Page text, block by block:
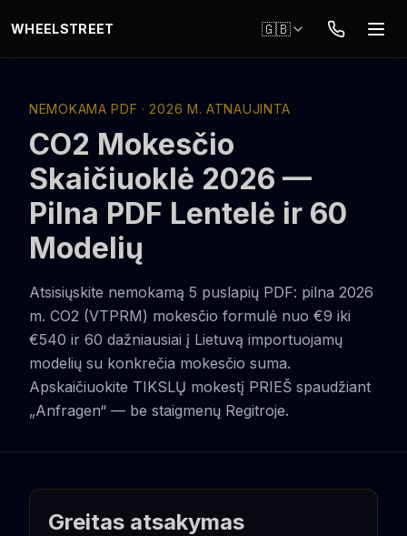
WHEELSTREET 🇬🇧
NEMOKAMA PDF · 2026 M. ATNAUJINTA
CO2 Mokesčio
Skaičiuoklė 2026 —
Pilna PDF Lentelė ir 60
Modelių
Atsisiųskite nemokamą 5 puslapių PDF: pilna 2026
m. CO2 (VTPRM) mokesčio formulė nuo €9 iki
€540 ir 60 dažniausiai į Lietuvą importuojamų
modelių su konkrečia mokesčio suma.
Apskaičiuokite TIKSLŲ mokestį PRIEŠ spaudžiant
„Anfragen“ — be staigmenų Regitroje.
Greitas atsakymas